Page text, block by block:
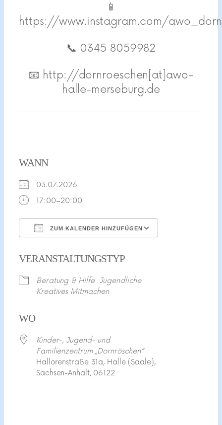
📱
https://www.instagram.com/
📞 0345 8059982
📧 http://dornroeschen[at]awo-
halle-merseburg.de
WANN
03.07.2026
17:00–20:00
ZUM KALENDER HINZUFÜGEN
VERANSTALTUNGSTYP
Beratung & Hilfe Jugendliche
Kreatives Mitmachen
WO
Kinder-, Jugend- und
Familienzentrum „Dornröschen“
Hallorenstraße 31a, Halle (Saale),
Sachsen-Anhalt, 06122